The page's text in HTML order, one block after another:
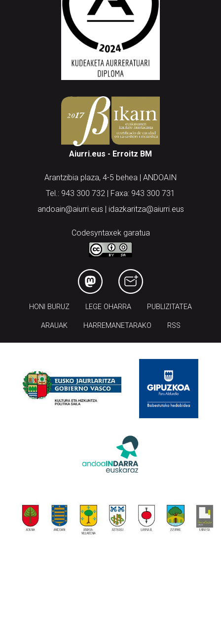
Aiurri.eus - Erroitz BM
Arantzibia plaza, 4-5 behea | ANDOAIN
Tel.: 943 300 732 | Faxa: 943 300 731
andoain@aiurri.eus | idazkaritza@aiurri.eus
Codesyntaxek garatua
HONI BURUZ LEGE OHARRA PUBLIZITATEA
ARAUAK HARREMANETARAKO RSS